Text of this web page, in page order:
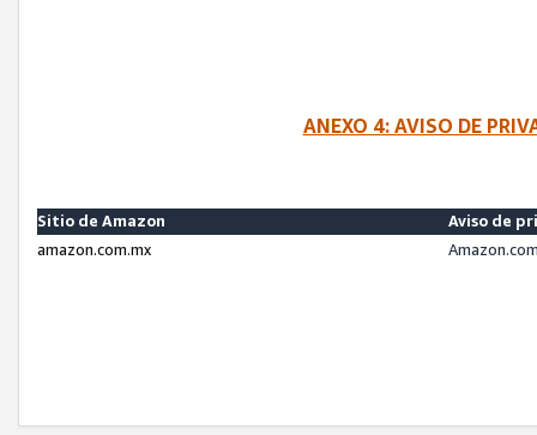
ANEXO 4: AVISO DE
Sitio de Amazon
Aviso de
amazon.com.mx